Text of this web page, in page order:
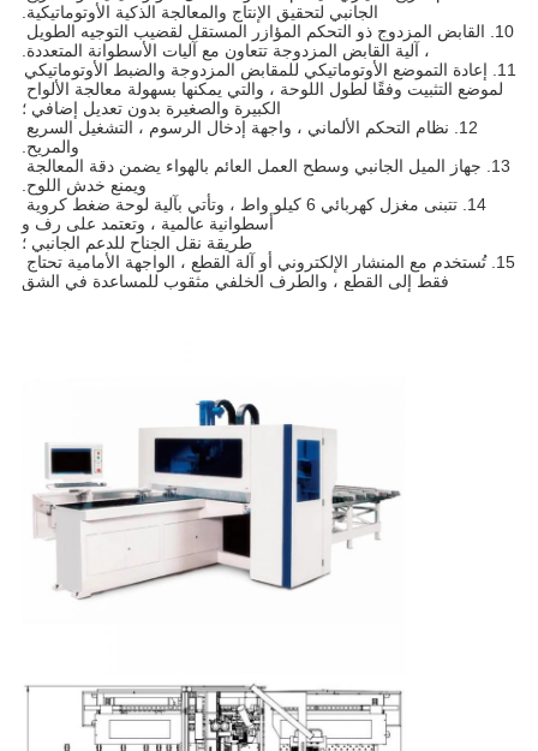
الجانبي لتحقيق الإنتاج والمعالجة الذكية الأوتوماتيكية.
، آلية القابض المزدوجة تتعاون مع آليات الأسطوانة المتعددة.
الكبيرة والصغيرة بدون تعديل إضافي ؛
والمريح.
ويمنع خدش اللوح.
أسطوانية عالمية ، وتعتمد على رف و
طريقة نقل الجناح للدعم الجانبي ؛
فقط إلى القطع ، والطرف الخلفي مثقوب للمساعدة في الشق